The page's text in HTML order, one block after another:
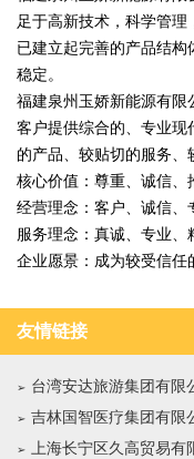
足于高新技术，科学管理
已建立起完善的产品结
稳定。
福建泉州玉娇新能源有限
客户提供综合的、专业现
的产品、较贴切的服务、
核心价值：尊重、诚信、
经营理念：客户、诚信、
服务理念：真诚、专业、
企业愿景：成为较受信任
友情链接
台湾安达旅游集团有限
吉林国智医疗集团有限
上海长宁区久高贸易有